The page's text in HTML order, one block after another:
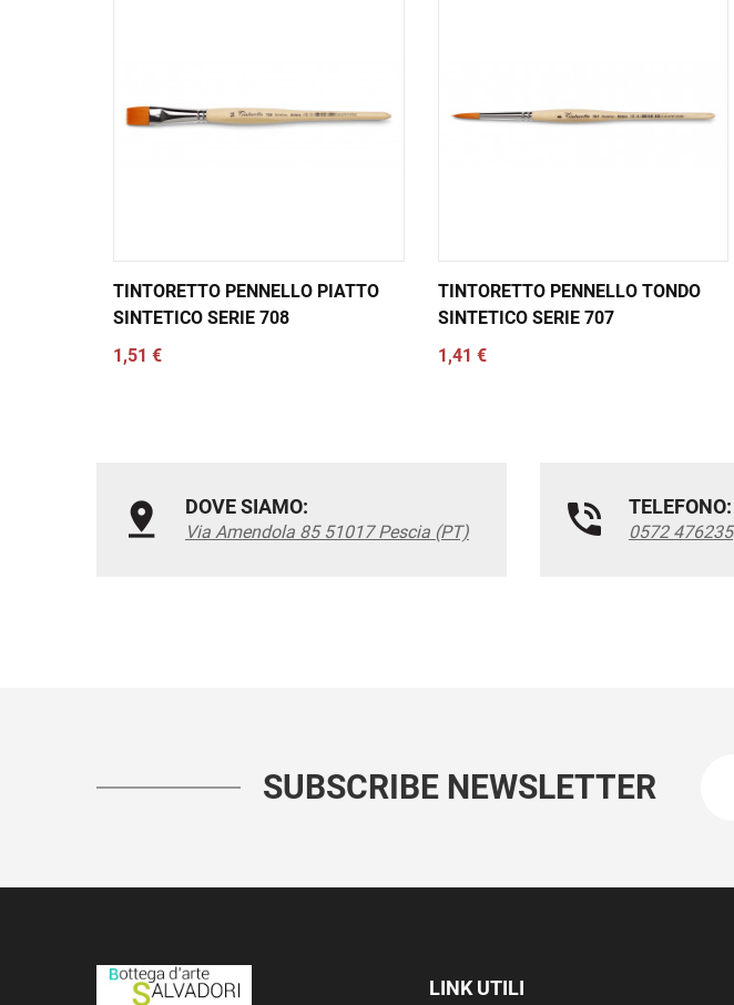
TINTORETTO PENNELLO PIATTO
SINTETICO SERIE 708
1,51 €
TINTORETTO PENNELLO TONDO
SINTETICO SERIE 707
1,41 €
DOVE SIAMO:
Via Amendola 85 51017 Pescia (PT)
TELEFONO:
0572 476235
SUBSCRIBE NEWSLETTER
LINK UTILI